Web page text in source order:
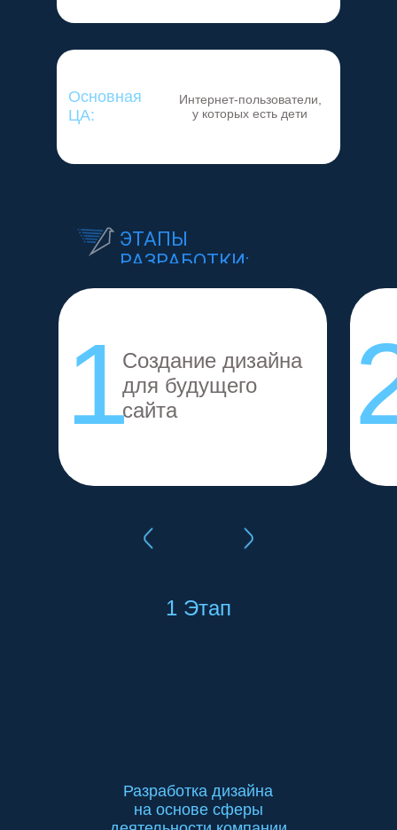
Интернет-пользователи,
у которых есть дети
Основная
ЦА:
ЭТАПЫ
РАЗРАБОТКИ:
Создание дизайна
для будущего
сайта
1
Разработка дизайна
на основе сферы
1 Этап